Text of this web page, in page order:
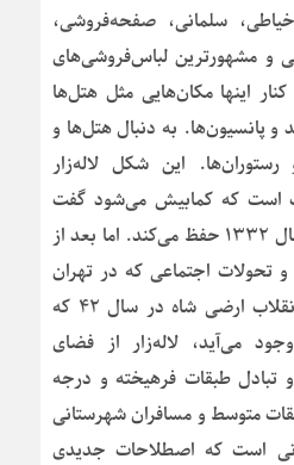
سلمانی، صفحه‌فروشی،
و مشهورترین لباس‌فروشی‌های
اینها مکان‌هایی مثل هتل‌ها
و پانسیون‌ها. به دنبال هتل‌ها و
این شکل لاله‌زار
است که کمابیش می‌شود گفت
این شکل را تا ۲۸ مرداد سال ۱۳۳۲ حفظ می‌کند. اما بعد از
تغییر و تحولات اجتماعی که در تهران
پیش می‌آید بالاخص با انقلاب ارضی شاه در سال ۴۲ که
می‌آید، لاله‌زار از فضای
تبادل طبقات فرهیخته و درجه
متوسط و مسافران شهرستانی
است که اصطلاحات جدیدی